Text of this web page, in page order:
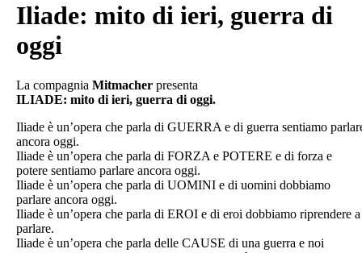
Iliade: mito di ieri, guerra di
oggi
La compagnia Mitmacher presenta
ILIADE: mito di ieri, guerra di oggi.
Iliade è un’opera che parla di GUERRA e di guerra sentiamo
ancora oggi.
Iliade è un’opera che parla di FORZA e POTERE e di forza e
potere sentiamo parlare ancora oggi.
Iliade è un’opera che parla di UOMINI e di uomini dobbiamo
parlare ancora oggi.
Iliade è un’opera che parla di EROI e di eroi dobbiamo riprendere a
parlare.
Iliade è un’opera che parla delle CAUSE di una guerra e noi